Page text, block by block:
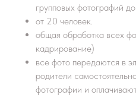
групповых фотографий
от 20 человек.
общая обработка всех
кадрирование)
все фото передаются в
родители
фотографии и